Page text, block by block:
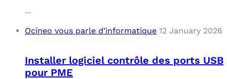
...
Ocineo vous parle d’informatique 12 January 2026
Installer logiciel contrôle des ports USB
pour PME